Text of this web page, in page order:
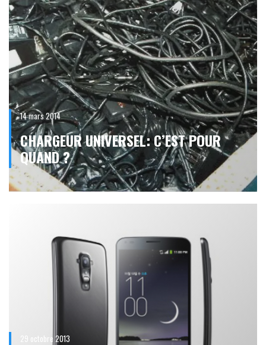
14 mars 2014
CHARGEUR UNIVERSEL: C’EST POUR
QUAND ?
29 octobre 2013